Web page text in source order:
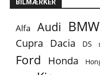
BILMÆRKER
Alfa Audi BMW
Cupra Dacia DS
Ford Honda